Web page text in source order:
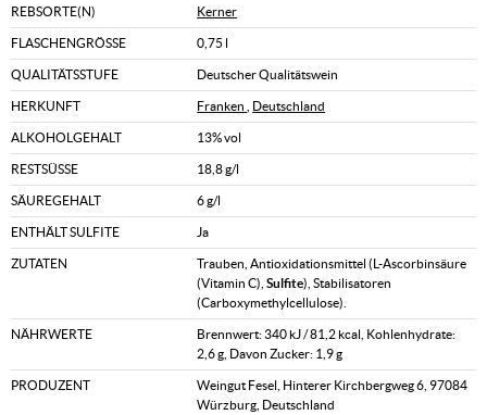
REBSORTE(N) Kerner
FLASCHENGRÖSSE 0,75 l
QUALITÄTSSTUFE Deutscher Qualitätswein
HERKUNFT Franken Deutschland
ALKOHOLGEHALT 13% vol
RESTSÜSSE 18,8 g/l
SÄUREGEHALT 6 g/l
ENTHÄLT SULFITE Ja
ZUTATEN
Trauben, Antioxidationsmittel (L-Ascorbinsäure
(Vitamin C),Sulfite), Stabilisatoren
(Carboxymethylcellulose).
NÄHRWERTE
Brennwert: 340 kJ / 81,2 kcal, Kohlenhydrate:
2,6 g, Davon Zucker: 1,9 g
PRODUZENT
Weingut Fesel, Hinterer Kirchbergweg 6, 97084
Würzburg, Deutschland